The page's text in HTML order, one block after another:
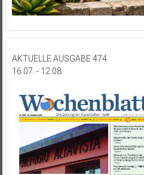
AKTUELLE AUSGABE 474
16.07. - 12.08.